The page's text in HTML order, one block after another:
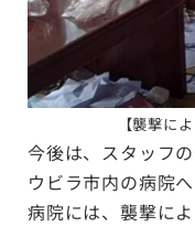
【襲撃に
今後は、スタッフ
ウビラ市内の病院
病院には、襲撃に